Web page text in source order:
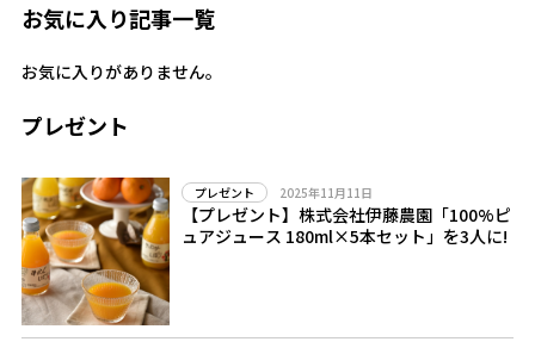
お気に入り記事一覧
お気に入りがありません。
プレゼント
プレゼント 2025年11月11日
【プレゼント】株式会社伊藤農園「100%ピ
ュアジュース 180ml×5本セット」を3人に!